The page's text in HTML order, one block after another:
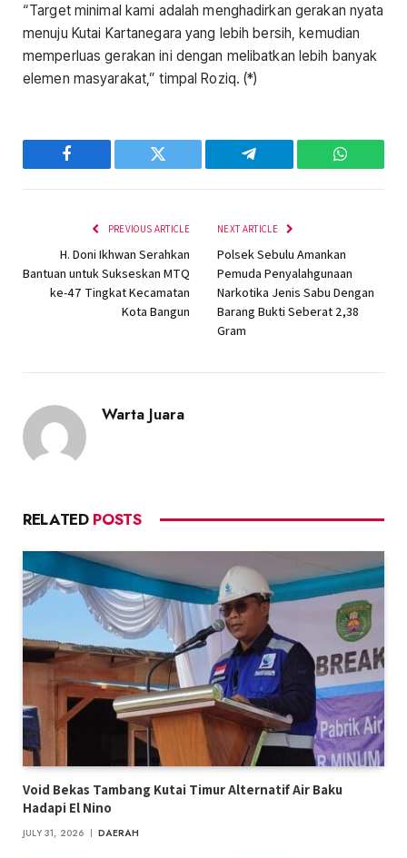
“Target minimal kami adalah menghadirkan gerakan nyata
menuju Kutai Kartanegara yang lebih bersih, kemudian
memperluas gerakan ini dengan melibatkan lebih banyak
elemen masyarakat,” timpal Roziq. (*)
Facebook Twitter Telegram
PREVIOUS ARTICLE
H. Doni Ikhwan Serahkan
Bantuan untuk Sukseskan MTQ
ke-47 Tingkat Kecamatan
Kota Bangun
NEXT ARTICLE
Polsek Sebulu Amankan
Pemuda Penyalahgunaan
Narkotika Jenis Sabu Dengan
Barang Bukti Seberat 2,38
Gram
Warta Juara
RELATED POSTS
Void Bekas Tambang Kutai Timur Alternatif Air Baku
Hadapi El Nino
JULY 31, 2026 DAERAH